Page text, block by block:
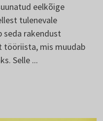
eelkõige
tulenevale
seda rakendust
tööriista, mis muudab
Selle ...